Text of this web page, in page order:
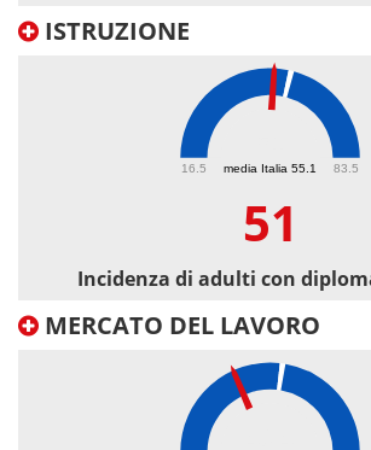
ISTRUZIONE
media Italia 55.1
16.5 83.5
51
Incidenza di adulti con
MERCATO DEL LAVORO